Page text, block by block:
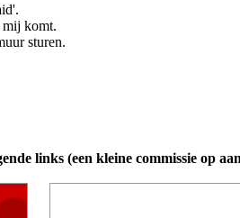
mij komt.
sturen.
links (een kleine commissie op